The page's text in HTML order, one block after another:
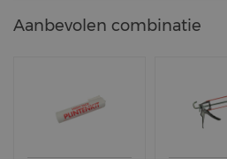
Aanbevolen combinatie